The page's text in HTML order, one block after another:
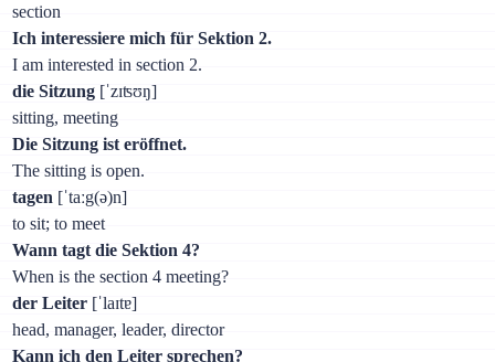
section
Ich interessiere mich für Sektion 2.
I am interested in section 2.
die Sitzung [ˈzɪʦʊŋ]
sitting, meeting
Die Sitzung ist eröffnet.
The sitting is open.
tagen [ˈtaːg(ə)n]
to sit; to meet
Wann tagt die Sektion 4?
When is the section 4 meeting?
der Leiter [ˈlaɪtɐ]
head, manager, leader, director
Kann ich den Leiter sprechen?